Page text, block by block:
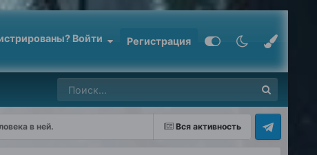
Войти Регистрация
Вся активность
в ней.